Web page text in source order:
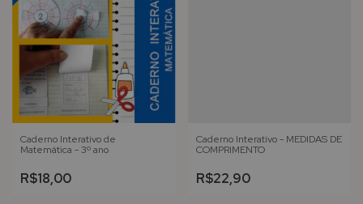
Caderno Interativo de
Matemática - 3º ano
R$18,00
Caderno Interativo - MEDIDAS DE
COMPRIMENTO
R$22,90